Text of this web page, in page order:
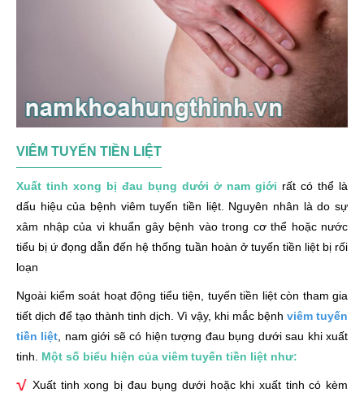
VIÊM TUYẾN TIỀN LIỆT
Xuất tinh xong bị đau bụng dưới ở nam giới rất có thể là
dấu hiệu của bệnh viêm tuyến tiền liệt. Nguyên nhân là do sự
xâm nhập của vi khuẩn gây bệnh vào trong cơ thể hoặc nước
tiểu bị ứ đọng dẫn đến hệ thống tuần hoàn ở tuyến tiền liệt bị rối
loạn
Ngoài kiểm soát hoạt động tiểu tiện, tuyến tiền liệt còn tham gia
tiết dịch để tạo thành tinh dịch. Vì vậy, khi mắc bệnh viêm tuyến
tiền liệt , nam giới sẽ có hiện tượng đau bụng dưới sau khi xuất
tinh. Một số biểu hiện của viêm tuyến tiền liệt như:
Xuất tinh xong bị đau bụng dưới hoặc khi xuất tinh có kèm